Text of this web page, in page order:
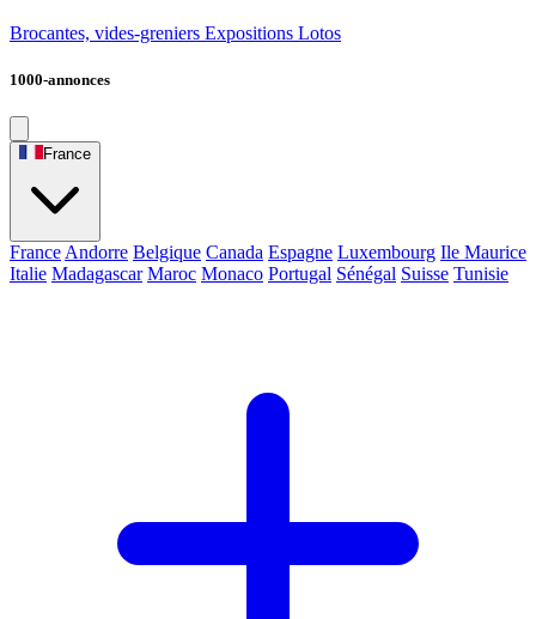
Brocantes, vides-greniers Expositions Lotos
1000-annonces
France
France Andorre Belgique Canada Espagne Luxembourg Ile Maurice
Italie Madagascar Maroc Monaco Portugal Sénégal Suisse Tunisie